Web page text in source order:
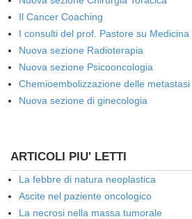
Il Cancer Coaching
I consulti del prof. Pastore su Medicina
Nuova sezione Radioterapia
Nuova sezione Psicooncologia
Chemioembolizzazione delle
Nuova sezione di ginecologia
ARTICOLI PIU' LETTI
La febbre di natura neoplastica
Ascite nel paziente oncologico
La necrosi nella massa tumorale